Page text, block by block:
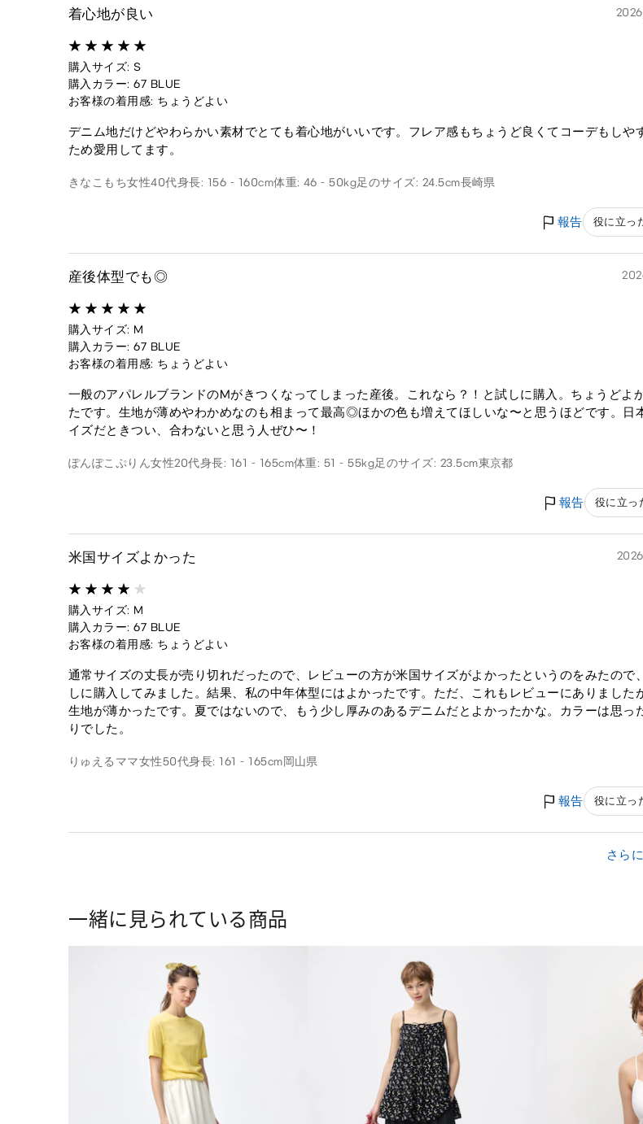
着心地が良い
購入サイズ: S
購入カラー: 67 BLUE
お客様の着用感: ちょうどよい
デニム地だけどやわらかい素材でとても着心地がいいです。フレア感もちょうど良くてコーデもしや
ため愛用してます。
きなこもち女性40代身長: 156 - 160cm体重: 46 - 50kg足のサイズ: 24.5cm長崎県
報告 役に立っ
産後体型でも◎
購入サイズ: M
購入カラー: 67 BLUE
お客様の着用感: ちょうどよい
一般のアパレルブランドのMがきつくなってしまった産後。これなら？！と試しに購入。ちょうどよ
たです。生地が薄めやわかめなのも相まって最高◎ほかの色も増えてほしいな〜と思うほどです。日
イズだときつい、合わないと思う人ぜひ〜！
ぽんぽこぷりん女性20代身長: 161 - 165cm体重: 51 - 55kg足のサイズ: 23.5cm東京都
報告 役に立っ
米国サイズよかった
購入サイズ: M
購入カラー: 67 BLUE
お客様の着用感: ちょうどよい
通常サイズの丈長が売り切れだったので、レビューの方が米国サイズがよかったというのをみたので
しに購入してみました。結果、私の中年体型にはよかったです。ただ、これもレビューにありました
生地が薄かったです。夏ではないので、もう少し厚みのあるデニムだとよかったかな。カラーは思っ
りでした。
りゅえるママ女性50代身長: 161 - 165cm岡山県
報告 役に立っ
さら
一緒に見られている商品